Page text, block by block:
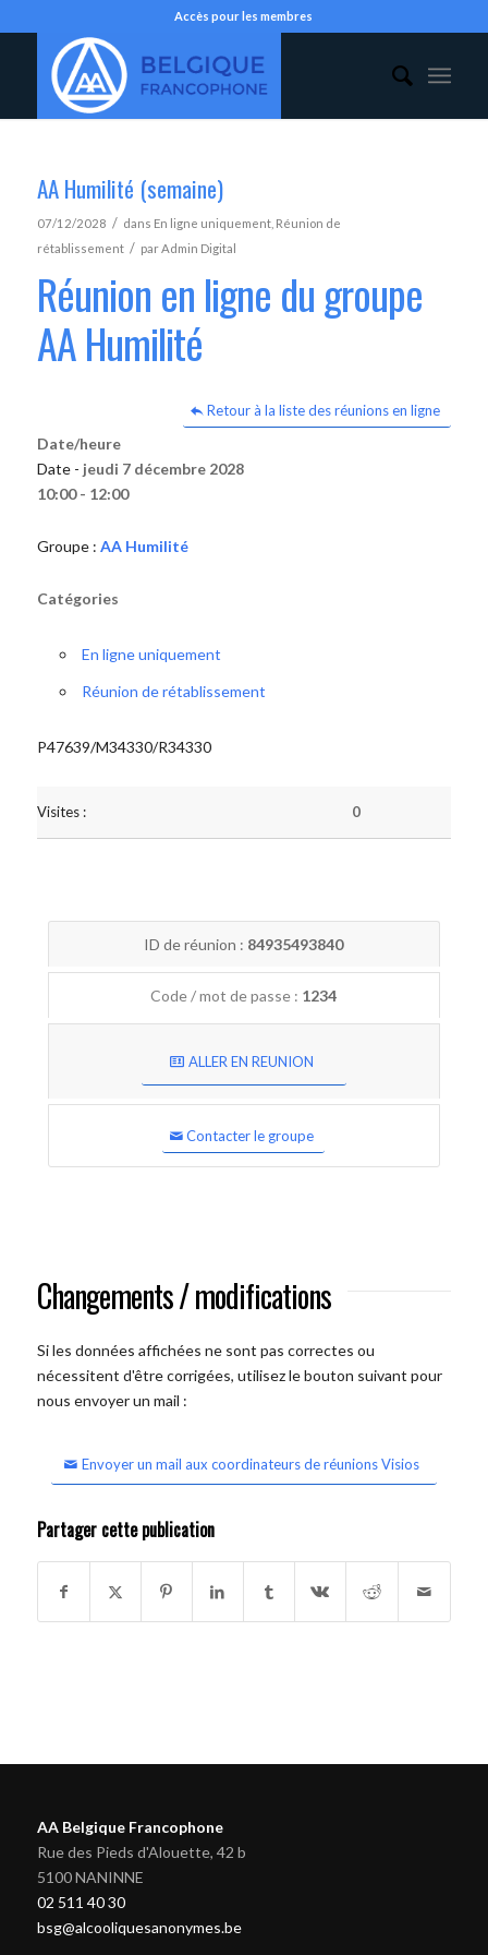
Accès pour les membres
AA Humilité (semaine)
07/12/2028 / dans En ligne uniquement, Réunion de
rétablissement / parAdmin Digital
Réunion en ligne du groupe
AA Humilité
Retour à la liste des réunions en ligne
Date/heure
Date - jeudi 7 décembre 2028
10:00 - 12:00
Groupe : AA Humilité
Catégories
En ligne uniquement
Réunion de rétablissement
P47639/M34330/R34330
Visites : 0
ID de réunion : 84935493840
Code / mot de passe : 1234
ALLER EN REUNION
Contacter le groupe
Changements / modifications
Si les données affichées ne sont pas correctes ou
nécessitent d'être corrigées, utilisez le bouton suivant pour
nous envoyer un mail :
Envoyer un mail aux coordinateurs de réunions Visios
Partager cette publication
AA Belgique Francophone
Rue des Pieds d'Alouette, 42 b
5100 NANINNE
02 511 40 30
bsg@alcooliquesanonymes.be